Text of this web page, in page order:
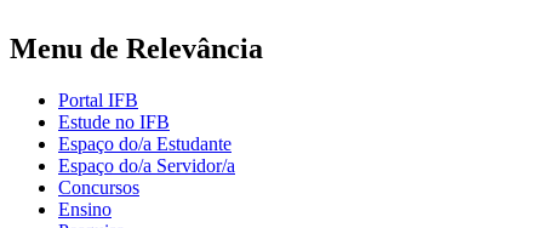
Menu de Relevância
Portal IFB
Estude no IFB
Espaço do/a Estudante
Espaço do/a Servidor/a
Concursos
Ensino